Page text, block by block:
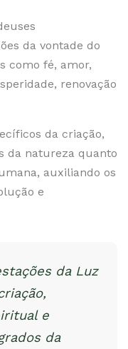
da vontade do
como fé, amor,
renovação
da criação,
da natureza quanto
auxiliando os
e
da Luz
e
da